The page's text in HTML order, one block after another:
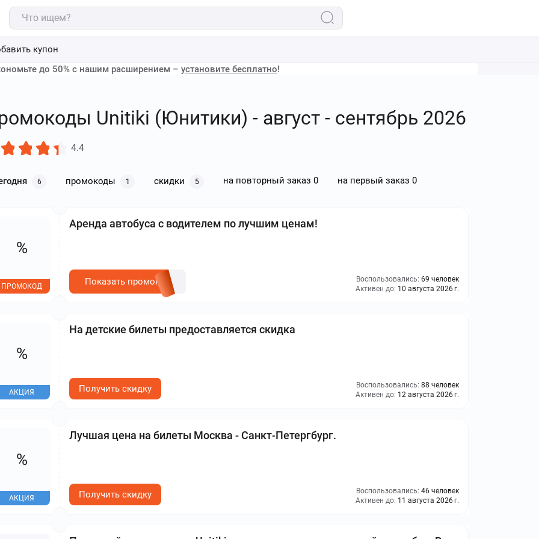
купон
до 50% с нашим расширением – установите бесплатно!
Unitiki (Юнитики) - август - сентябрь 2026
4.4
6 промокоды 1 скидки 5 на повторный заказ 0 на первый заказ 0
Аренда автобуса с водителем по лучшим ценам!
%
ПРОМОКОД
Воспользовались: 69 человек
Активен до: 10 августа 2026 г.
Показать промокод
На детские билеты предоставляется скидка
%
АКЦИЯ
Воспользовались: 88 человек
Активен до: 12 августа 2026 г.
Получить скидку
Лучшая цена на билеты Москва - Санкт-Петергбург.
%
АКЦИЯ
Воспользовались: 46 человек
Активен до: 11 августа 2026 г.
Получить скидку